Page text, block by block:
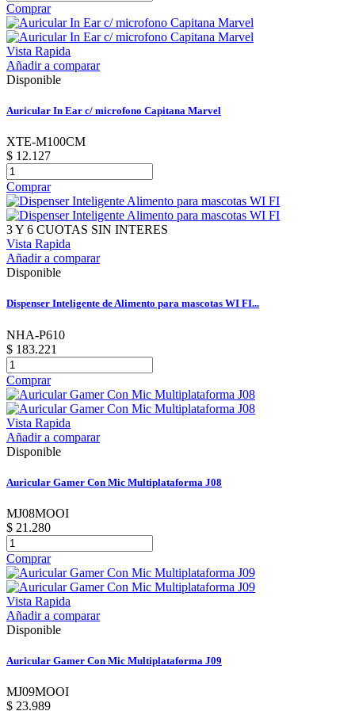
Comprar
Vista Rapida
Añadir a comparar
Disponible
Auricular In Ear c/ microfono Capitana Marvel
XTE-M100CM
$ 12.127
Comprar
3 Y 6 CUOTAS SIN INTERES
Vista Rapida
Añadir a comparar
Disponible
Dispenser Inteligente de Alimento para mascotas WI FI...
NHA-P610
$ 183.221
Comprar
Vista Rapida
Añadir a comparar
Disponible
Auricular Gamer Con Mic Multiplataforma J08
MJ08MOOI
$ 21.280
Comprar
Vista Rapida
Añadir a comparar
Disponible
Auricular Gamer Con Mic Multiplataforma J09
MJ09MOOI
$ 23.989